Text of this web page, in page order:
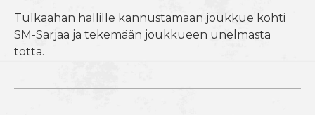
Tulkaahan hallille kannustamaan joukkue kohti
SM-Sarjaa ja tekemään joukkueen unelmasta
totta.